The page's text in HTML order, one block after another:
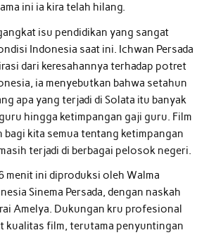
ini ia kira telah hilang.
isu pendidikan yang sangat
Indonesia saat ini. Ichwan Persada
dari keresahannya terhadap potret
ia menyebutkan bahwa setahun
apa yang terjadi di Solata itu banyak
hingga ketimpangan gaji guru. Film
bagi kita semua tentang ketimpangan
terjadi di berbagai pelosok negeri.
menit ini diproduksi oleh Walma
Sinema Persada, dengan naskah
Amelya. Dukungan kru profesional
kualitas film, terutama penyuntingan